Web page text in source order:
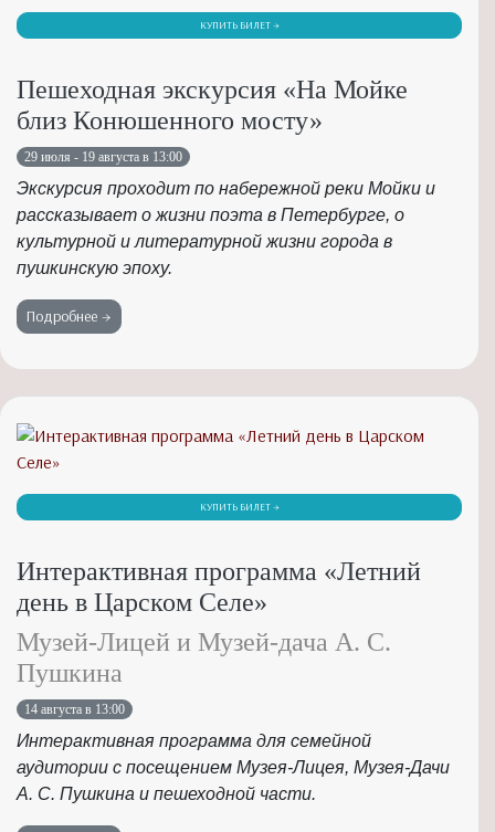
КУПИТЬ БИЛЕТ →
Пешеходная экскурсия «На Мойке
близ Конюшенного мосту»
29 июля - 19 августа в 13:00
Экскурсия проходит по набережной реки Мойки и
рассказывает о жизни поэта в Петербурге, о
культурной и литературной жизни города в
пушкинскую эпоху.
Подробнее →
КУПИТЬ БИЛЕТ →
Интерактивная программа «Летний
день в Царском Селе»
Музей-Лицей и Музей-дача А. С.
Пушкина
14 августа в 13:00
Интерактивная программа для семейной
аудитории с посещением Музея-Лицея, Музея-Дачи
А. С. Пушкина и пешеходной части.